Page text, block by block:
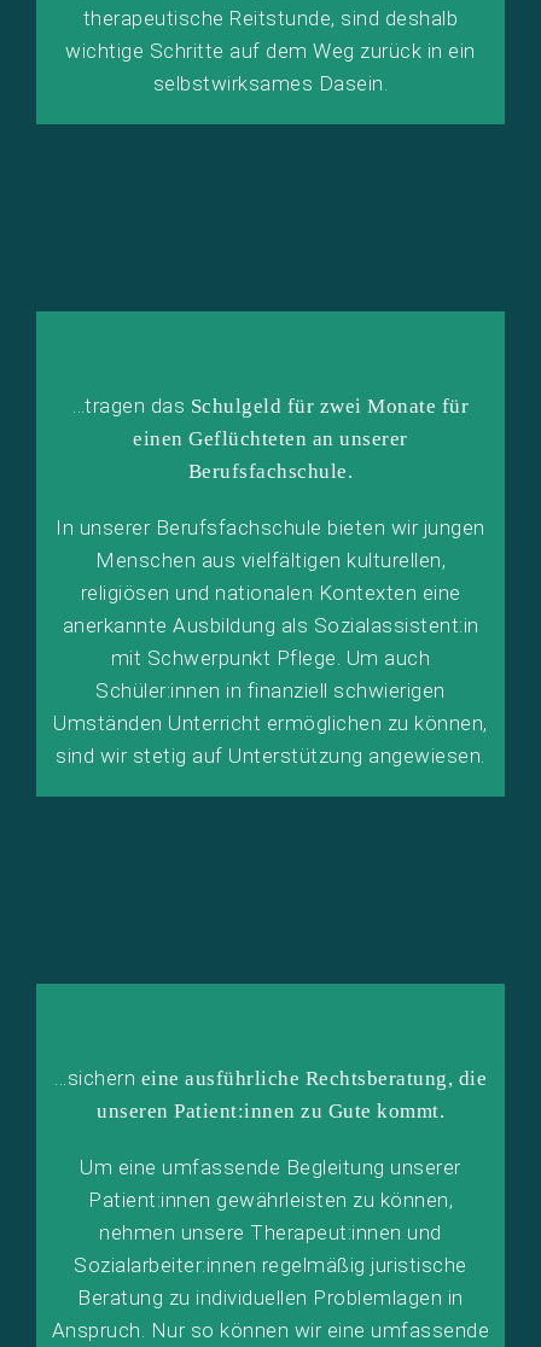
therapeutische Reitstunde, sind deshalb
wichtige Schritte auf dem Weg zurück in ein
selbstwirksames Dasein.
…tragen das Schulgeld für zwei Monate für
einen Geflüchteten an unserer
Berufsfachschule.
In unserer Berufsfachschule bieten wir jungen
Menschen aus vielfältigen kulturellen,
religiösen und nationalen Kontexten eine
anerkannte Ausbildung als Sozialassistent:in
mit Schwerpunkt Pflege. Um auch
Schüler:innen in finanziell schwierigen
Umständen Unterricht ermöglichen zu können,
sind wir stetig auf Unterstützung angewiesen.
…sichern eine ausführliche Rechtsberatung, die
unseren Patient:innen zu Gute kommt.
Um eine umfassende Begleitung unserer
Patient:innen gewährleisten zu können,
nehmen unsere Therapeut:innen und
Sozialarbeiter:innen regelmäßig juristische
Beratung zu individuellen Problemlagen in
Anspruch. Nur so können wir eine umfassende